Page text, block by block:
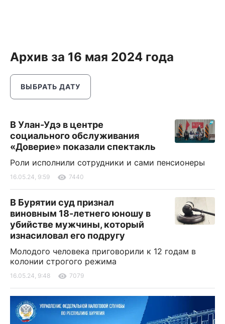
Архив за 16 мая 2024 года
ВЫБРАТЬ ДАТУ
В Улан-Удэ в центре
социального обслуживания
«Доверие» показали спектакль
Роли исполнили сотрудники и сами пенсионеры
16.05.24, 9:59 7440
В Бурятии суд признал
виновным 18-летнего юношу в
убийстве мужчины, который
изнасиловал его подругу
Молодого человека приговорили к 12 годам в
колонии строгого режима
16.05.24, 9:48 7079